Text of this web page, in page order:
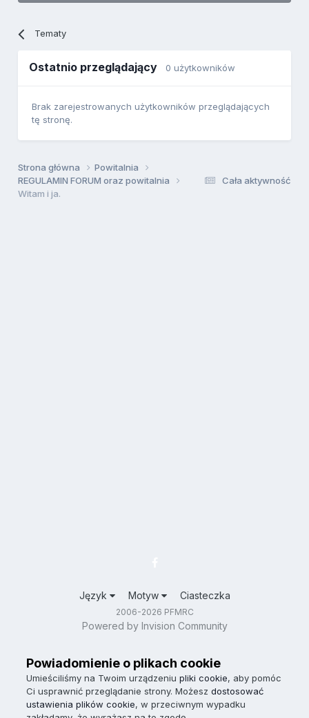
Tematy
Ostatnio przeglądający 0 użytkowników
Brak zarejestrowanych użytkowników przeglądających
tę stronę.
Cała aktywność
Strona główna
Powitalnia
REGULAMIN FORUM oraz powitalnia
Witam i ja.
Język Motyw Ciasteczka
2006-2026 PFMRC
Powered by Invision Community
Powiadomienie o plikach cookie
Umieściliśmy na Twoim urządzeniu pliki cookie, aby pomóc
Ci usprawnić przeglądanie strony. Możesz dostosować
ustawienia plików cookie, w przeciwnym wypadku